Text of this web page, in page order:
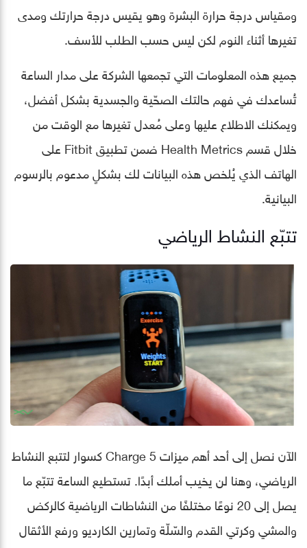
ومقياس درجة حرارة البشرة وهو يقيس درجة حرارتك ومدى
تغيرها أثناء النوم لكن ليس حسب الطلب للأسف.
جميع هذه المعلومات التي تجمعها الشركة على مدار الساعة
تُساعدك في فهم حالتك الصحّية والجسدية بشكل أفضل،
ويمكنك الاطلاع عليها وعلى مُعدل تغيرها مع الوقت من
خلال قسم Health Metrics ضمن تطبيق Fitbit على
الهاتف الذي يُلخص هذه البيانات لك بشكلٍ مدعوم بالرسوم
البيانية.
تتبّع النشاط الرياضي
الآن نصل إلى أحد أهم ميزات Charge 5 كسوار لتتبع النشاط
الرياضي، وهنا لن يخيب أملك أبدًا. تستطيع الساعة تتبّع ما
يصل إلى 20 نوعًا مختلفًا من النشاطات الرياضية كالركض
والمشي وكرتي القدم والسّلّة وتمارين الكارديو ورفع الأثقال